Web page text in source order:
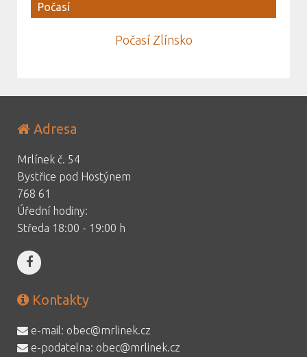
Počasí
Počasí Zlínsko
Adresa
Mrlínek č. 54
Bystřice pod Hostýnem
768 61
Úřední hodiny:
Středa 18:00 - 19:00 h
Kontakty
e-mail: obec@mrlinek.cz
e-podatelna: obec@mrlinek.cz